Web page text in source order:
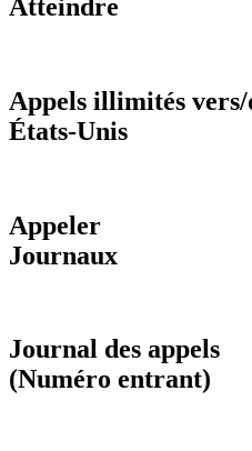
Atteindre
Appels illimités vers/
États-Unis
Appeler
Journaux
Journal des appels
(Numéro entrant)